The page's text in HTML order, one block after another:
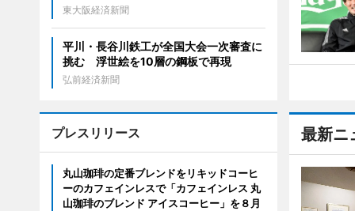
最新ニ
東大阪経済新聞
平川・長谷川鉄工が全国大会一次審査に
挑む 浮世絵を10層の鋼板で再現
弘前経済新聞
プレスリリース
丸山珈琲の定番ブレンドをリキッドコーヒ
ーのカフェインレスで「カフェインレス 丸
山珈琲のブレンド アイスコーヒー」を８月